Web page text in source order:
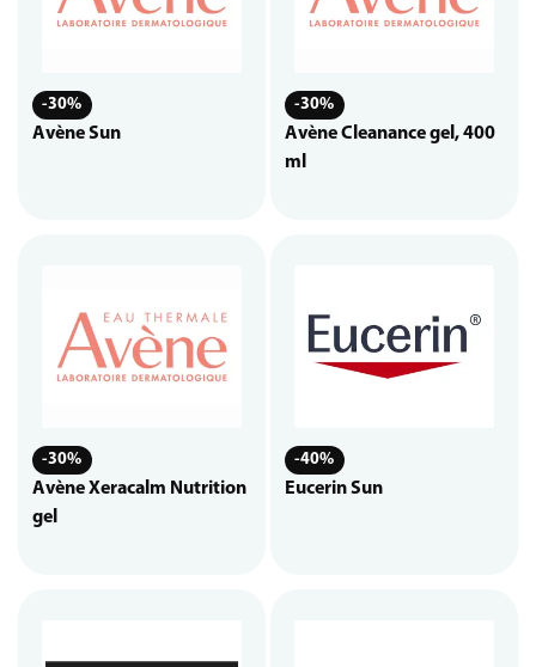
-30%
Avène Sun
-30%
Avène Cleanance gel, 400
ml
-30%
Avène Xeracalm Nutrition
gel
-40%
Eucerin Sun